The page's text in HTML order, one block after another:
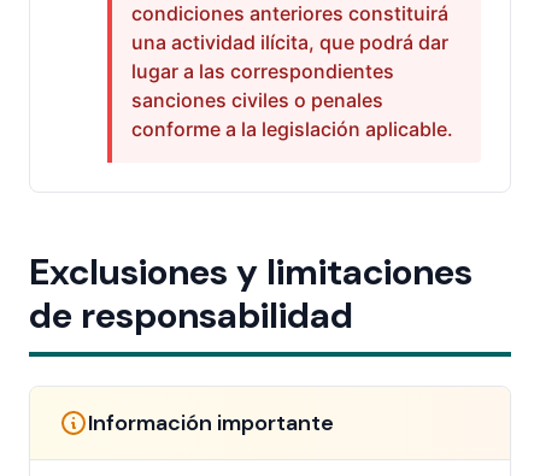
condiciones anteriores constituirá
una actividad ilícita, que podrá dar
lugar a las correspondientes
sanciones civiles o penales
conforme a la legislación aplicable.
Exclusiones y limitaciones
de responsabilidad
Información importante